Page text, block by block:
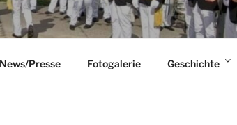
News/Presse Fotogalerie Geschichte